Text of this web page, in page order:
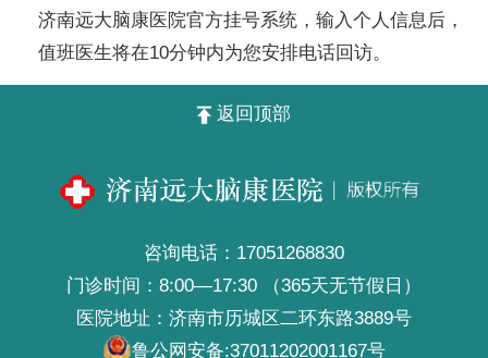
济南远大脑康医院官方挂号系统，输入个人信息后，
值班医生将在10分钟内为您安排电话回访。
返回顶部
咨询电话： 17051268830
门诊时间：8:00—17:30 （365天无节假日）
医院地址：济南市历城区二环东路3889号
鲁公网安备:37011202001167号